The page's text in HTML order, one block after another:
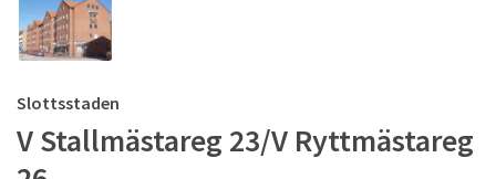
Slottsstaden
V Stallmästareg 23/V Ryttmästareg